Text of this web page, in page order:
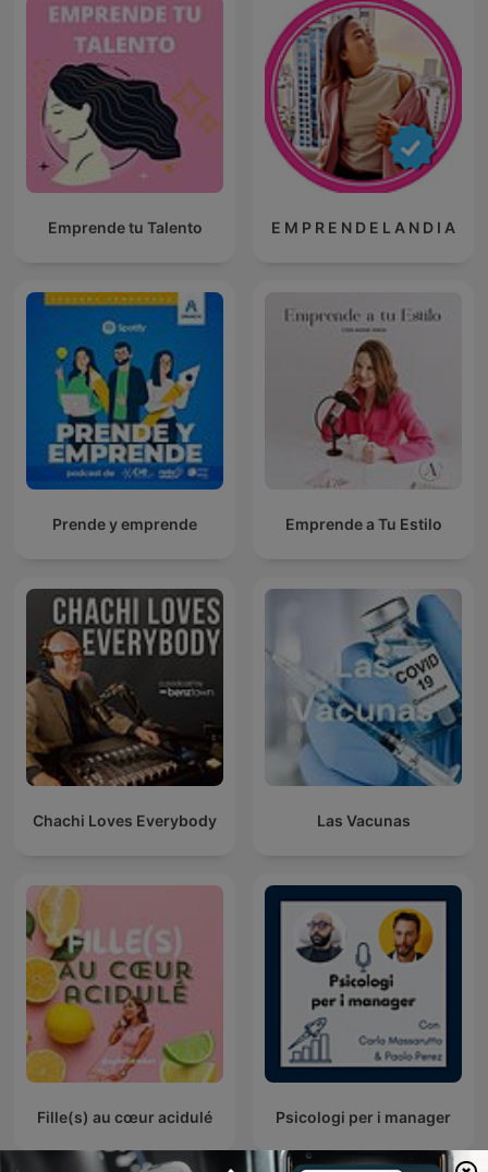
Emprende tu Talento E M P R E N D E L A N D I A
Prende y emprende Emprende a Tu Estilo
Chachi Loves Everybody Las Vacunas
Fille(s) au cœur acidulé Psicologi per i manager